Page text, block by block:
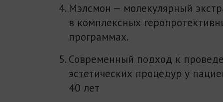
Мэлсмон — молекулярный
в комплексных
программах.
Современный подход к
эстетических процедур у
40 лет